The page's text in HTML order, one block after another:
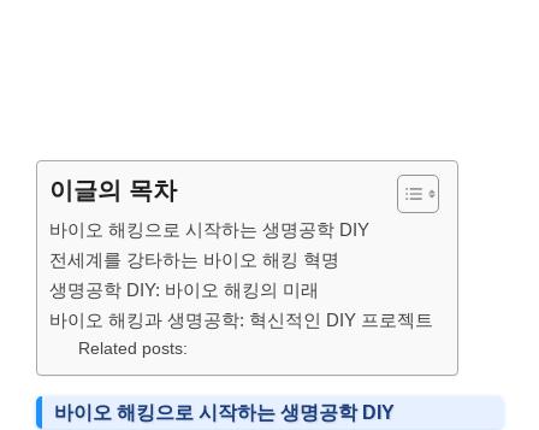
이글의 목차
바이오 해킹으로 시작하는 생명공학 DIY
전세계를 강타하는 바이오 해킹 혁명
생명공학 DIY: 바이오 해킹의 미래
바이오 해킹과 생명공학: 혁신적인 DIY 프로젝트
Related posts:
바이오 해킹으로 시작하는 생명공학 DIY